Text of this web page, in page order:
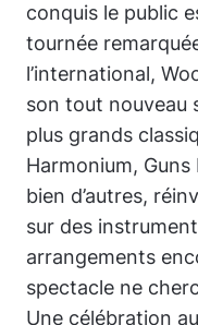
conquis le public
tournée
l’international,
son tout nouveau
plus grands
Harmonium, Guns
bien d’autres,
sur des
arrangements
spectacle ne
Une célébration